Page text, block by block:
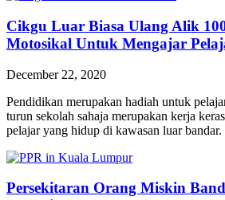
Cikgu Luar Biasa Ulang Alik
Motosikal Untuk Mengajar
December 22, 2020
Pendidikan merupakan hadiah untuk
turun sekolah sahaja merupakan kerja
pelajar yang hidup di kawasan luar
Persekitaran Orang Miskin